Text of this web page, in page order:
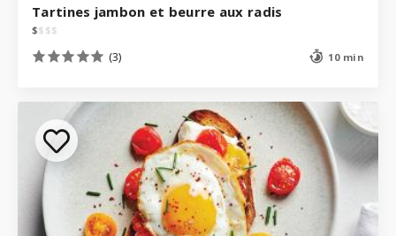
Tartines jambon et beurre aux radis
$$ $$
(3) 10 min